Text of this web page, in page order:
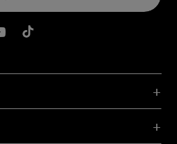
LinkedIn
Belkin Youtube
Belkin TikTok